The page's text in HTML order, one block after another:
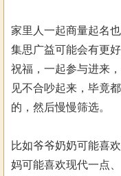
家里人一起商量起名
集思广益可能会有更
祝福，一起参与进来
见不合吵起来，毕竟
的，然后慢慢筛选。
比如爷爷奶奶可能喜
妈可能喜欢现代一点